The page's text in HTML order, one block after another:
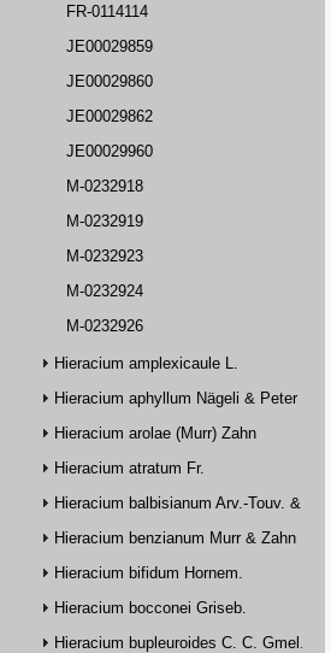
FR-0114114
JE00029859
JE00029860
JE00029862
JE00029960
M-0232918
M-0232919
M-0232923
M-0232924
M-0232926
Hieracium amplexicaule L.
Hieracium aphyllum Nägeli & Peter
Hieracium arolae (Murr) Zahn
Hieracium atratum Fr.
Hieracium balbisianum Arv.-Touv. & Briq.
Hieracium benzianum Murr & Zahn
Hieracium bifidum Hornem.
Hieracium bocconei Griseb.
Hieracium bupleuroides C. C. Gmel.